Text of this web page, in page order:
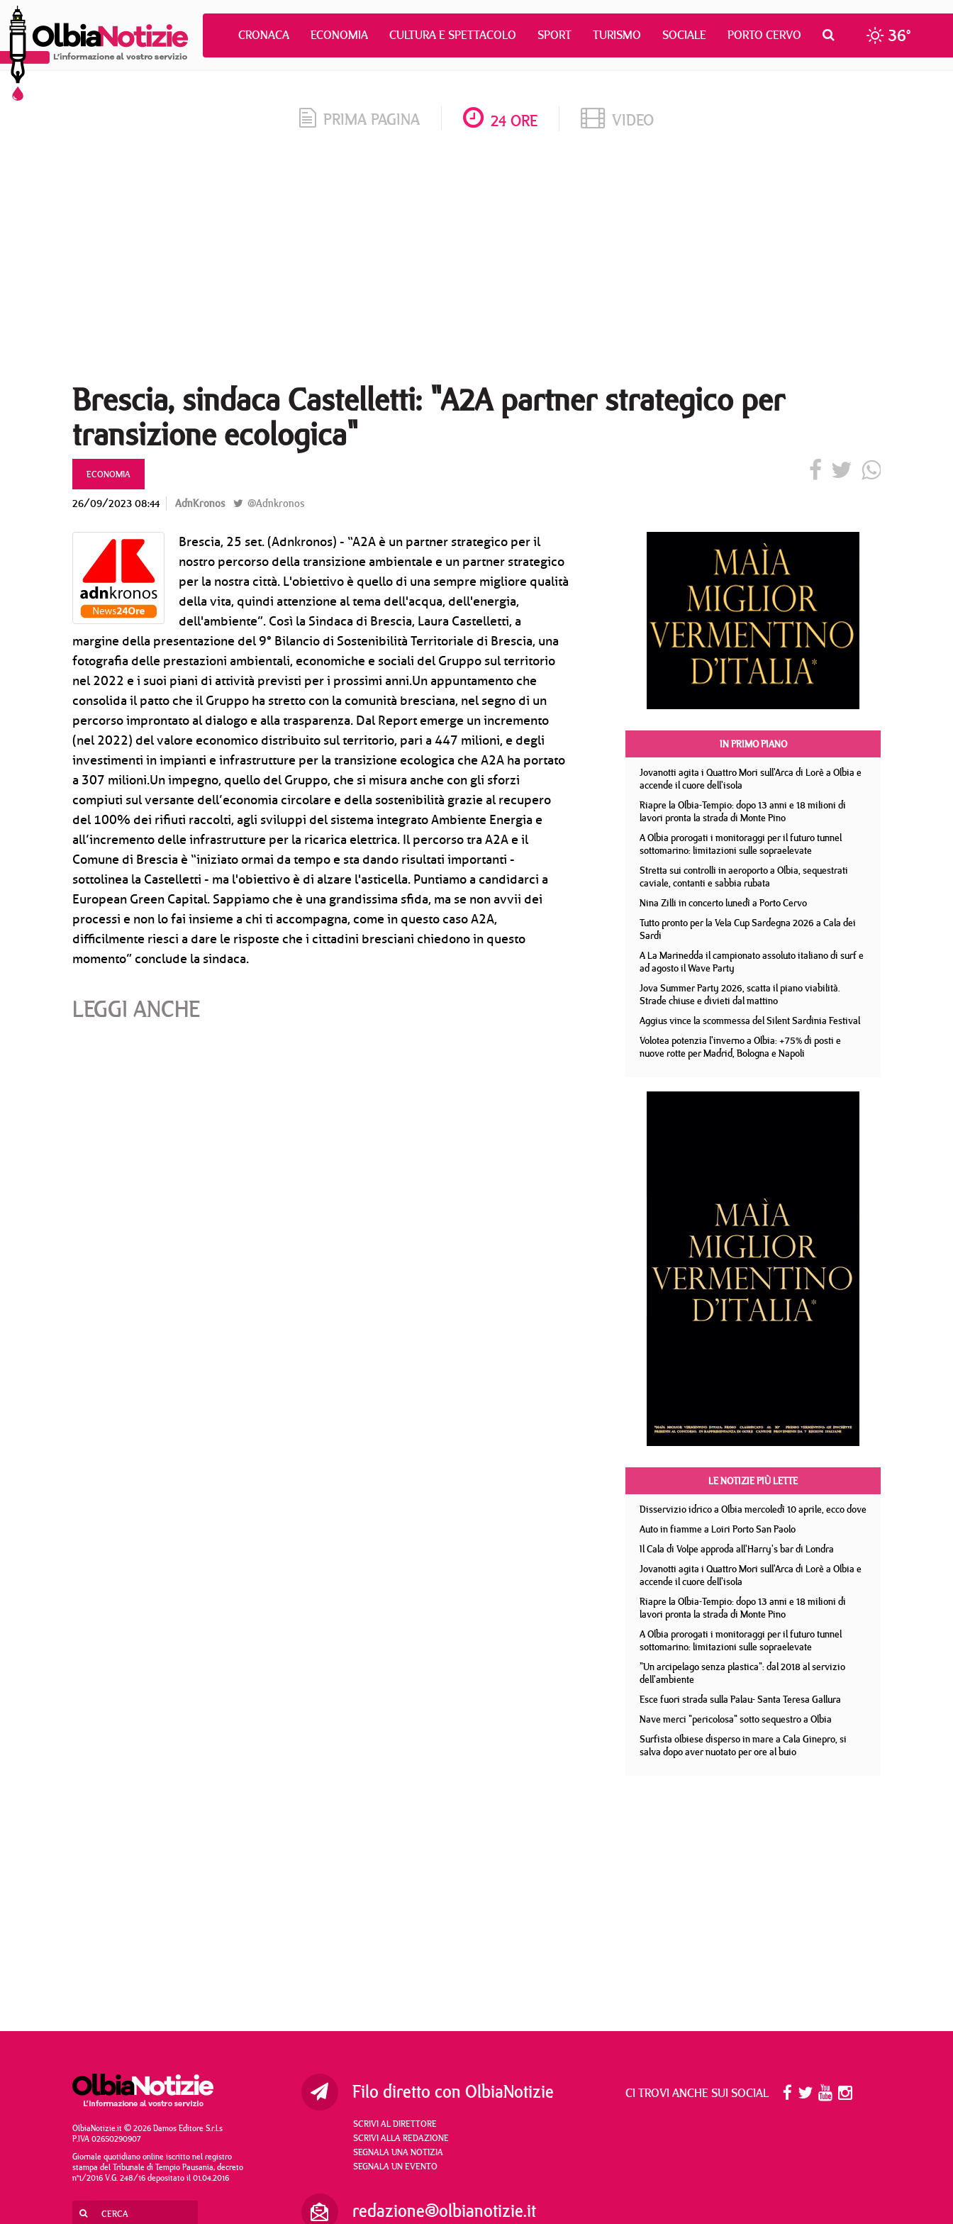
CRONACA ECONOMIA CULTURA E SPETTACOLO SPORT TURISMO SOCIALE PORTO CERVO 36°
PRIMA PAGINA 24 ORE VIDEO
Brescia, sindaca Castelletti: "A2A partner strategico per
transizione ecologica"
ECONOMIA
26/09/2023 08:44 AdnKronos @Adnkronos
Brescia, 25 set. (Adnkronos) - “A2A è un partner strategico per il
nostro percorso della transizione ambientale e un partner strategico
per la nostra città. L'obiettivo è quello di una sempre migliore qualità
della vita, quindi attenzione al tema dell'acqua, dell'energia,
dell'ambiente”. Così la Sindaca di Brescia, Laura Castelletti, a
margine della presentazione del 9° Bilancio di Sostenibilità Territoriale di Brescia, una
fotografia delle prestazioni ambientali, economiche e sociali del Gruppo sul territorio
nel 2022 e i suoi piani di attività previsti per i prossimi anni.Un appuntamento che
consolida il patto che il Gruppo ha stretto con la comunità bresciana, nel segno di un
percorso improntato al dialogo e alla trasparenza. Dal Report emerge un incremento
(nel 2022) del valore economico distribuito sul territorio, pari a 447 milioni, e degli
investimenti in impianti e infrastrutture per la transizione ecologica che A2A ha portato
a 307 milioni.Un impegno, quello del Gruppo, che si misura anche con gli sforzi
compiuti sul versante dell’economia circolare e della sostenibilità grazie al recupero
del 100% dei rifiuti raccolti, agli sviluppi del sistema integrato Ambiente Energia e
all’incremento delle infrastrutture per la ricarica elettrica. Il percorso tra A2A e il
Comune di Brescia è “iniziato ormai da tempo e sta dando risultati importanti -
sottolinea la Castelletti - ma l'obiettivo è di alzare l'asticella. Puntiamo a candidarci a
European Green Capital. Sappiamo che è una grandissima sfida, ma se non avvii dei
processi e non lo fai insieme a chi ti accompagna, come in questo caso A2A,
difficilmente riesci a dare le risposte che i cittadini bresciani chiedono in questo
momento” conclude la sindaca.
LEGGI ANCHE
IN PRIMO PIANO
Jovanotti agita i Quattro Mori sull'Arca di Lorè a Olbia e
accende il cuore dell'isola
Riapre la Olbia-Tempio: dopo 13 anni e 18 milioni di
lavori pronta la strada di Monte Pino
A Olbia prorogati i monitoraggi per il futuro tunnel
sottomarino: limitazioni sulle sopraelevate
Stretta sui controlli in aeroporto a Olbia, sequestrati
caviale, contanti e sabbia rubata
Nina Zilli in concerto lunedì a Porto Cervo
Tutto pronto per la Vela Cup Sardegna 2026 a Cala dei
Sardi
A La Marinedda il campionato assoluto italiano di surf e
ad agosto il Wave Party
Jova Summer Party 2026, scatta il piano viabilità.
Strade chiuse e divieti dal mattino
Aggius vince la scommessa del Silent Sardinia Festival
Volotea potenzia l'inverno a Olbia: +75% di posti e
nuove rotte per Madrid, Bologna e Napoli
LE NOTIZIE PIÙ LETTE
Disservizio idrico a Olbia mercoledì 10 aprile, ecco dove
Auto in fiamme a Loiri Porto San Paolo
Il Cala di Volpe approda all'Harry's bar di Londra
Jovanotti agita i Quattro Mori sull'Arca di Lorè a Olbia e
accende il cuore dell'isola
Riapre la Olbia-Tempio: dopo 13 anni e 18 milioni di
lavori pronta la strada di Monte Pino
A Olbia prorogati i monitoraggi per il futuro tunnel
sottomarino: limitazioni sulle sopraelevate
"Un arcipelago senza plastica": dal 2018 al servizio
dell'ambiente
Esce fuori strada sulla Palau- Santa Teresa Gallura
Nave merci "pericolosa" sotto sequestro a Olbia
Surfista olbiese disperso in mare a Cala Ginepro, si
salva dopo aver nuotato per ore al buio
OlbiaNotizie.it © 2026 Damos Editore S.r.l.s
P.IVA 02650290907
Giornale quotidiano online iscritto nel registro
stampa del Tribunale di Tempio Pausania, decreto
n°1/2016 V.G. 248/16 depositato il 01.04.2016
Filo diretto con OlbiaNotizie
SCRIVI AL DIRETTORE
SCRIVI ALLA REDAZIONE
SEGNALA UNA NOTIZIA
SEGNALA UN EVENTO
redazione@olbianotizie.it
CI TROVI ANCHE SUI SOCIAL